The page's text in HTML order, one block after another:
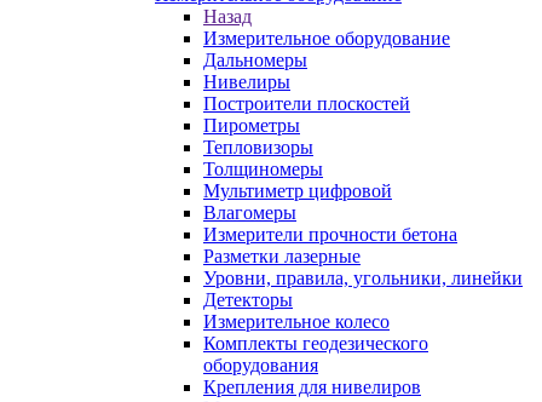
Назад
Измерительное оборудование
Дальномеры
Нивелиры
Построители плоскостей
Пирометры
Тепловизоры
Толщиномеры
Мультиметр цифровой
Влагомеры
Измерители прочности бетона
Разметки лазерные
Уровни, правила, угольники, линейки
Детекторы
Измерительное колесо
Комплекты геодезического
оборудования
Крепления для нивелиров